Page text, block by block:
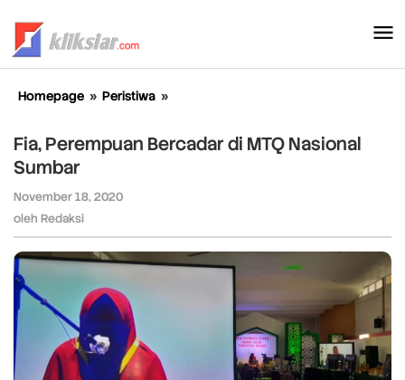
konten
Homepage » Peristiwa »
Bercadar
di
Fia, Perempuan Bercadar di MTQ Nasional
Sumbar
November 18, 2020
oleh Redaksi